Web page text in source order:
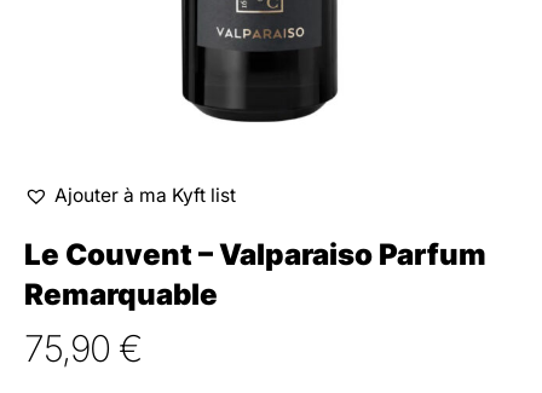
Ajouter à ma Kyft list
Le Couvent – Valparaiso Parfum
Remarquable
75,90 €